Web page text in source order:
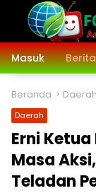
Langsung
konten
Masuk
Berita
Beranda Daerah
Daerah
Erni
Masa
Teladan